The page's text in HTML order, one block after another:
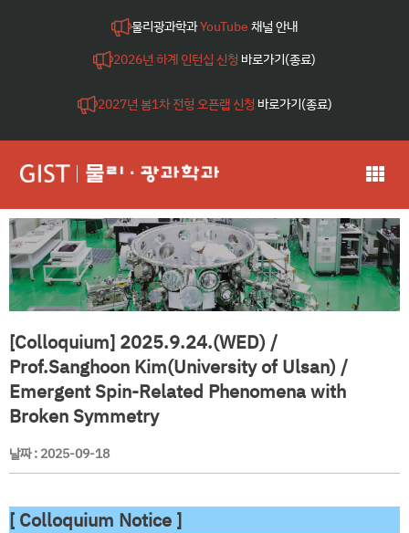
물리광과학과YouTube 채널 안내
2026년 하계 인턴십 신청 바로가기(종료)
2027년 봄1차 전형 오픈랩 신청 바로가기(종료)
[Colloquium] 2025.9.24.(WED) /
Prof.Sanghoon Kim(University of Ulsan) /
Emergent Spin-Related Phenomena with
Broken Symmetry
날짜 : 2025-09-18
[ Colloquium Notice ]